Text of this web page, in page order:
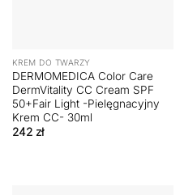
KREM DO TWARZY
DERMOMEDICA Color Care
DermVitality CC Cream SPF
50+Fair Light -Pielęgnacyjny
Krem CC- 30ml
242 zł